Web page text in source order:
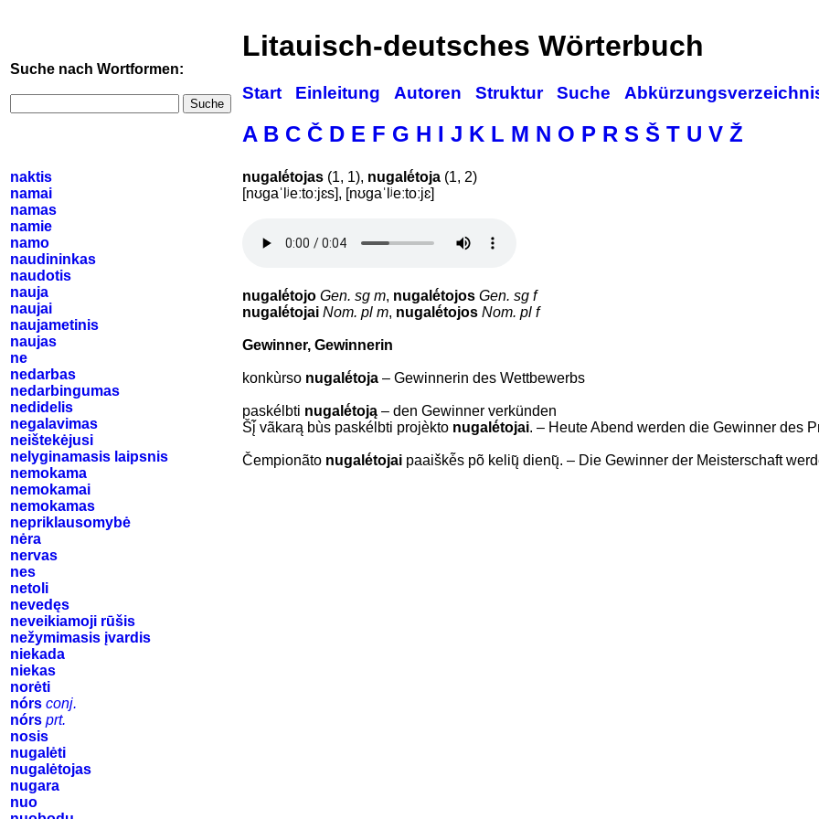
Suche nach Wortformen:
Suche
Litauisch-deutsches Wörterbuch
Start Einleitung Autoren Struktur Suche
A B C Č D E F G H I J K L M N O P R S Š T U V Ž
naktis
namai
namas
namie
namo
naudininkas
naudotis
nauja
naujai
naujametinis
naujas
ne
nedarbas
nedarbingumas
nedidelis
negalavimas
neištekėjusi
nelyginamasis laipsnis
nemokama
nemokamai
nemokamas
nepriklausomybė
nėra
nervas
nes
netoli
nevedęs
neveikiamoji rūšis
nežymimasis įvardis
niekada
niekas
norėti
nórs conj.
nórs prt.
nosis
nugalėti
nugalėtojas
nugara
nuo
nugalė́tojas (1, 1), nugalė́toja (1, 2)
[nʊgaˈlʲeːtoːjɛs], [nʊgaˈlʲeːtoːjɛ]
nugalė́tojo Gen. sg m, nugalė́tojos Gen. sg f
nugalė́tojai Nom. pl m, nugalė́tojos Nom. pl f
Gewinner, Gewinnerin
konkùrso nugalė́toja – Gewinnerin des Wettbewerbs
paskélbti nugalė́toją – den Gewinner verkünden
Šį̃ vãkarą bùs paskélbti projèkto nugalė́tojai. – Heute Abend werden die Gewinner des
Čempionãto nugalė́tojai paaiškė̃s põ kelių̃ dienų̃. – Die Gewinner der Meisterschaft